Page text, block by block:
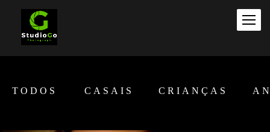
TODOS CASAIS CRIANÇAS